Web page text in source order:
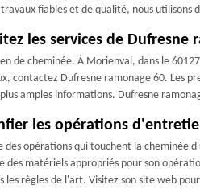
fiables et de qualité, nous
les services de
de cheminée. À Morienval, dans le
contactez Dufresne ramonage 60. Les
amples informations. Dufresne
les opérations
des opérations qui touchent la
des matériels appropriés pour son
règles de l'art. Visitez son site web